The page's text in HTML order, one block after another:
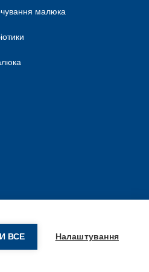
малюка
ВСЕ Налаштування